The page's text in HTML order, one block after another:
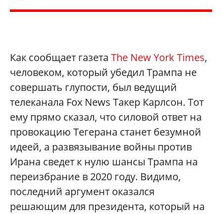
Как сообщает газета The New York Times,
человеком, который убедил Трампа не
совершать глупости, был ведущий
телеканала Fox News Такер Карлсон. Тот
ему прямо сказал, что силовой ответ на
провокацию Тегерана станет безумной
идеей, а развязывание войны против
Ирана сведет к нулю шансы Трампа на
переизбрание в 2020 году. Видимо,
последний аргумент оказался
решающим для президента, который на